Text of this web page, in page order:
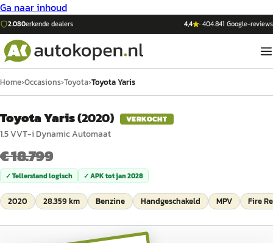
Ga naar inhoud
2.080erkende dealers 4,4 ·404.841 Google-reviews
Home›Occasions›Toyota›Toyota Yaris
Toyota Yaris(2020) VERKOCHT
1.5 VVT-i Dynamic Automaat
€ 18.799
✓ Tellerstand logisch ✓ APK totjan 2028
2020 28.359 km Benzine Handgeschakeld MPV Fire